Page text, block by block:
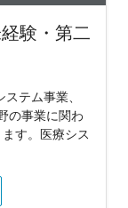
験・第二
テム事業、
の事業に関わ
す。医療シス